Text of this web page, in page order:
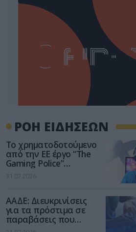
ΡΟΗ ΕΙΔΗΣΕΩΝ
Το χρηματοδοτούμενο
από την ΕΕ έργο “The
Gaming Police”
ενισχύει την ασφάλεια
των παιδιών στο
31.07.2026
ΑΑΔΕ: Διευκρινίσεις
για τα πρόστιμα σε
παραβάσεις που
αφορούν τους ΦΗΜ